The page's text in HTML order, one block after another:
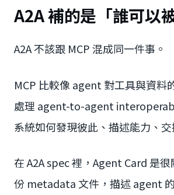
A2A 補的是「誰可以
A2A 不該跟 MCP 混成同一件事。
MCP 比較像 agent 對工具與資料
處理 agent-to-agent
系統如何發現彼此、描述能力、交
在 A2A spec 裡，Agent Card 是
份 metadata 文件，描述 agent